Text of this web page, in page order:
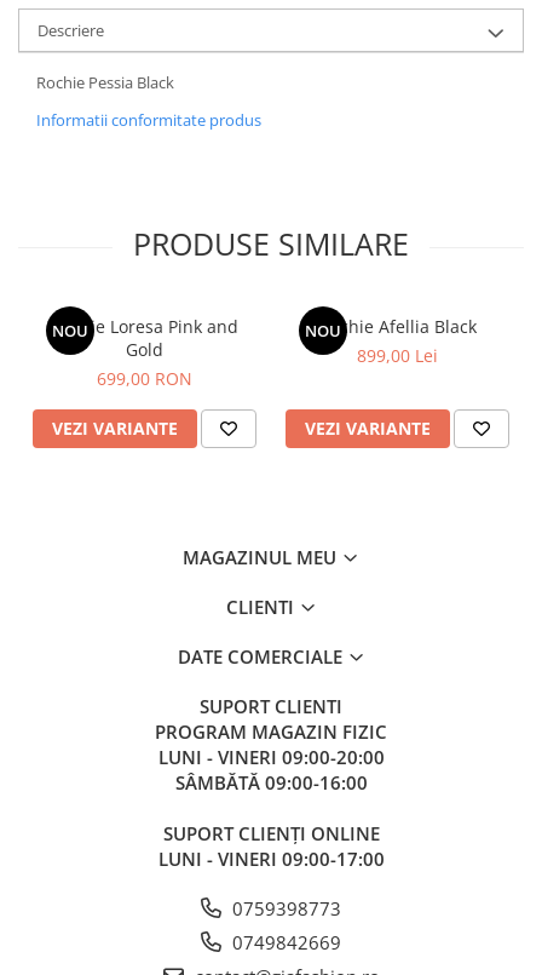
Descriere
Rochie Pessia Black
Informatii conformitate produs
PRODUSE SIMILARE
NOU
Rochie Loresa Pink and
Gold
699,00 RON
VEZI VARIANTE
NOU
Rochie Afellia Black
899,00 Lei
VEZI VARIANTE
MAGAZINUL MEU
CLIENTI
DATE COMERCIALE
SUPORT CLIENTI
PROGRAM MAGAZIN FIZIC
LUNI - VINERI 09:00-20:00
SÂMBĂTĂ 09:00-16:00
SUPORT CLIENȚI ONLINE
LUNI - VINERI 09:00-17:00
0759398773
0749842669